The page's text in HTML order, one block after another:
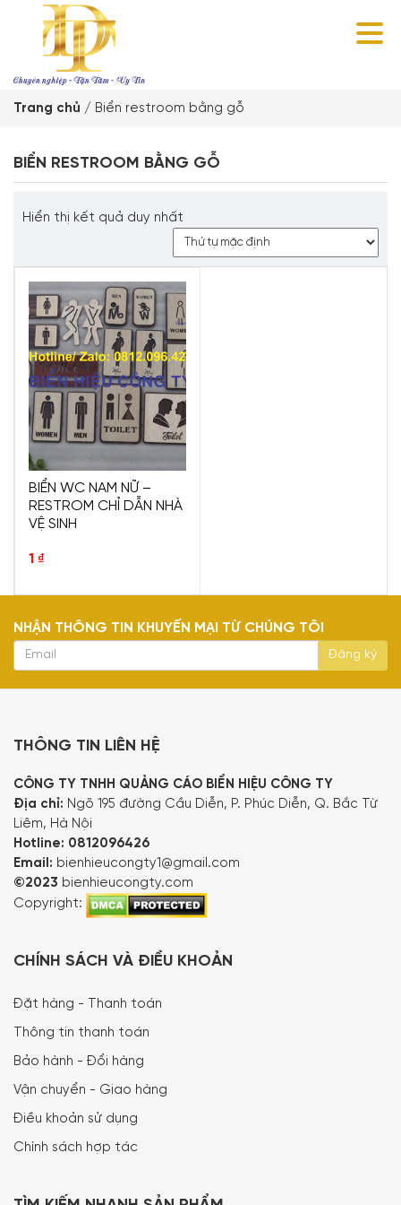
Trang chủ / Biển restroom bằng gỗ
BIỂN RESTROOM BẰNG GỖ
Hiển thị kết quả duy nhất
BIỂN WC NAM NỮ –
RESTROM CHỈ DẪN NHÀ
VỆ SINH
1 ₫
NHẬN THÔNG TIN KHUYẾN MẠI TỪ CHÚNG TÔI
THÔNG TIN LIÊN HỆ
CÔNG TY TNHH QUẢNG CÁO BIỂN HIỆU CÔNG TY
Địa chỉ: Ngõ 195 đường Cầu Diễn, P. Phúc Diễn, Q. Bắc Từ
Liêm, Hà Nội
Hotline: 0812096426
Email: bienhieucongty1@gmail.com
©2023 bienhieucongty.com
Copyright:
CHÍNH SÁCH VÀ ĐIỀU KHOẢN
Đặt hàng - Thanh toán
Thông tin thanh toán
Bảo hành - Đổi hàng
Vận chuyển - Giao hàng
Điều khoản sử dụng
Chính sách hợp tác